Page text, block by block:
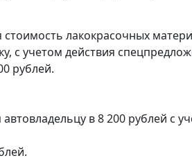
лакокрасочных
с учетом действия
рублей.
в 8 200 рублей с